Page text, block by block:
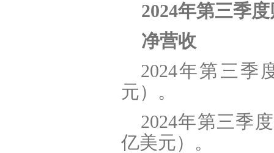
2024年第三季
净营收
2024年第三季
元）。
2024年第三季
亿美元）。